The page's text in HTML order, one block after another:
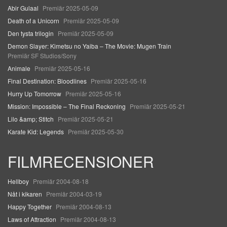
Abir Gulaal Premiär 2025-05-09
Death of a Unicorn Premiär 2025-05-09
Den tysta trilogin Premiär 2025-05-09
Demon Slayer: Kimetsu no Yaiba – The Movie: Mugen Train
Premiär SF Studios/Sony
Animale Premiär 2025-05-16
Final Destination: Bloodlines Premiär 2025-05-16
Hurry Up Tomorrow Premiär 2025-05-16
Mission: Impossible – The Final Reckoning Premiär 2025-05-21
Lilo &amp; Stitch Premiär 2025-05-21
Karate Kid: Legends Premiär 2025-05-30
FILMRECENSIONER
Hellboy Premiär 2004-08-18
Nåt i kikaren Premiär 2004-03-19
Happy Together Premiär 2004-08-13
Laws of Attraction Premiär 2004-08-13